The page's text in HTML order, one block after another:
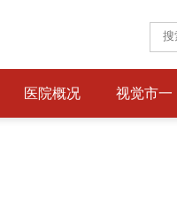
医院概况 视觉市一